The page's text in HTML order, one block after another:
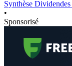
Synthèse Dividendes
•
Sponsorisé